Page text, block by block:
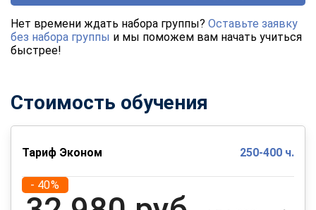
Нет времени ждать набора группы? Оставьте заявку
без набора группы и мы поможем вам начать учиться
быстрее!
Стоимость обучения
Тариф Эконом 250-400 ч.
- 40%